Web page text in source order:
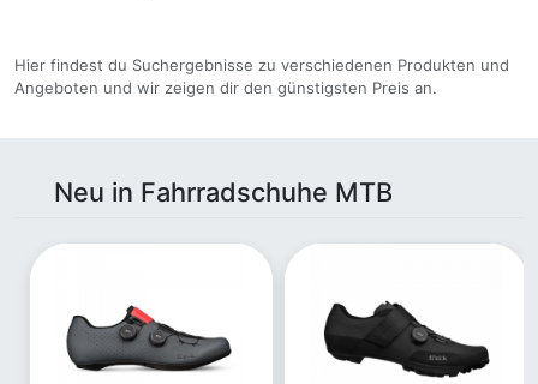
Hier findest du Suchergebnisse zu verschiedenen Produkten und
Angeboten und wir zeigen dir den günstigsten Preis an.
Neu in Fahrradschuhe MTB